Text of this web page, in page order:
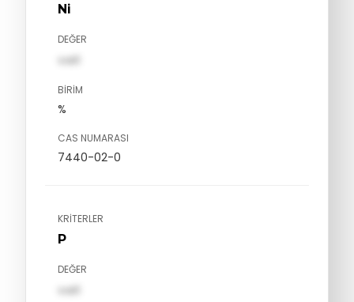
Ni
DEĞER
val1
BIRIM
%
CAS NUMARASI
7440-02-0
KRITERLER
P
DEĞER
val1